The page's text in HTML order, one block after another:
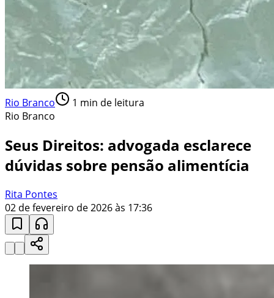
Rio Branco 1 min de leitura
Rio Branco
Seus Direitos: advogada esclarece
dúvidas sobre pensão alimentícia
Rita Pontes
02 de fevereiro de 2026 às 17:36